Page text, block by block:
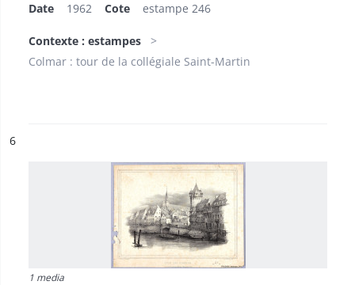
Date 1962 Cote estampe 246
Contexte : estampes
Colmar : tour de la collégiale Saint-Martin
n°
6
1 media